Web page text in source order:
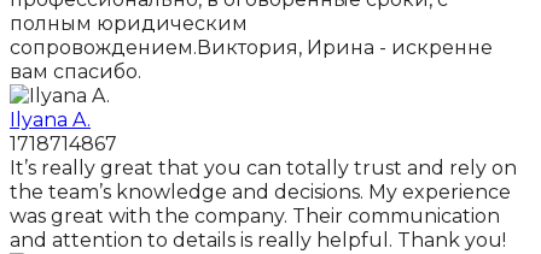
полным юридическим
сопровождением.Виктория, Ирина - искренне
вам спасибо.
Ilyana A.
1718714867
It’s really great that you can totally trust and rely on
the team’s knowledge and decisions. My experience
was great with the company. Their communication
and attention to details is really helpful. Thank you!